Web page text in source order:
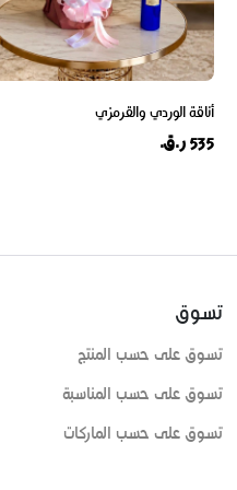
أناقة الوردي والقرمزي
535 ر.ق.
تسوق
تسوق على حسب المنتج
تسوق على حسب المناسبة
تسوق على حسب الماركات